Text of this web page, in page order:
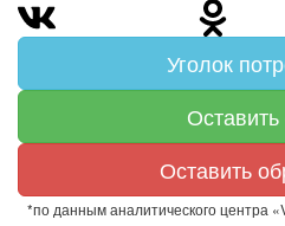
Уголок
Оставить
*по данным аналитического центра